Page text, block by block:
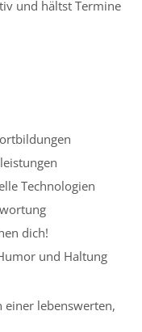
und hältst Termine
Technologien
dich!
und Haltung
einer lebenswerten,